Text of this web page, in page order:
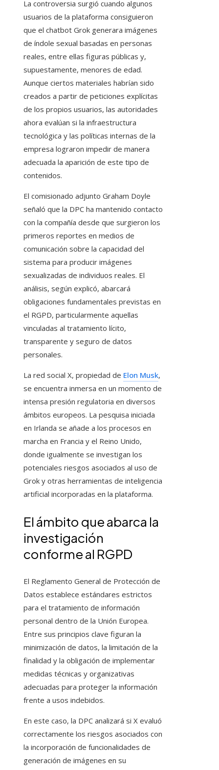
La controversia surgió cuando algunos
usuarios de la plataforma consiguieron
que el chatbot Grok generara imágenes
de índole sexual basadas en personas
reales, entre ellas figuras públicas y,
supuestamente, menores de edad.
Aunque ciertos materiales habrían sido
creados a partir de peticiones explícitas
de los propios usuarios, las autoridades
ahora evalúan si la infraestructura
tecnológica y las políticas internas de la
empresa lograron impedir de manera
adecuada la aparición de este tipo de
contenidos.
El comisionado adjunto Graham Doyle
señaló que la DPC ha mantenido contacto
con la compañía desde que surgieron los
primeros reportes en medios de
comunicación sobre la capacidad del
sistema para producir imágenes
sexualizadas de individuos reales. El
análisis, según explicó, abarcará
obligaciones fundamentales previstas en
el RGPD, particularmente aquellas
vinculadas al tratamiento lícito,
transparente y seguro de datos
personales.
La red social X, propiedad de Elon Musk,
se encuentra inmersa en un momento de
intensa presión regulatoria en diversos
ámbitos europeos. La pesquisa iniciada
en Irlanda se añade a los procesos en
marcha en Francia y el Reino Unido,
donde igualmente se investigan los
potenciales riesgos asociados al uso de
Grok y otras herramientas de inteligencia
artificial incorporadas en la plataforma.
El ámbito que abarca la
investigación
conforme al RGPD
El Reglamento General de Protección de
Datos establece estándares estrictos
para el tratamiento de información
personal dentro de la Unión Europea.
Entre sus principios clave figuran la
minimización de datos, la limitación de la
finalidad y la obligación de implementar
medidas técnicas y organizativas
adecuadas para proteger la información
frente a usos indebidos.
En este caso, la DPC analizará si X evaluó
correctamente los riesgos asociados con
la incorporación de funcionalidades de
generación de imágenes en su